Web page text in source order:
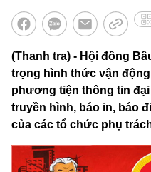
(Thanh tra) - Hội đồng
trọng hình thức vận
phương tiện thông tin
truyền hình, báo in, báo
của các tổ chức phụ